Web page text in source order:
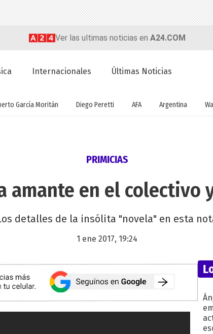
Ver las ultimas noticias en A24.COM
Internacionales Últimas Noticias
García Moritán Diego Peretti AFA Argentina
PRIMICIAS
amante en el colectivo
detalles de la insólita "novela" en esta
1 ene 2017, 19:24